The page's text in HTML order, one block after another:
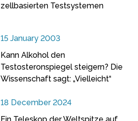
zellbasierten Testsystemen
15 January 2003
Kann Alkohol den
Testosteronspiegel steigern? Die
Wissenschaft sagt: „Vielleicht“
18 December 2024
Ein Teleskop der Weltspitze auf